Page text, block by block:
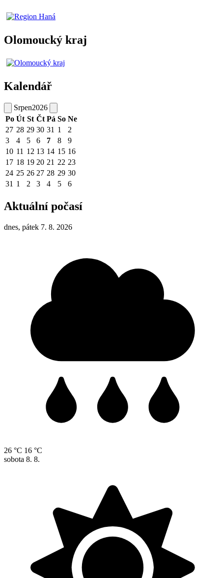
Olomoucký kraj
Kalendář
Srpen2026
Po Út St Čt Pá So Ne
27 28 29 30 31 1
2
3
4 5 6 7 8
9
10 11 12 13 14 15 16
17 18 19 20 21 22 23
24 25 26 27 28 29 30
31 1 2 3 4 5 6
Aktuální počasí
dnes, pátek 7. 8. 2026
26 °C 16 °C
sobota 8. 8.